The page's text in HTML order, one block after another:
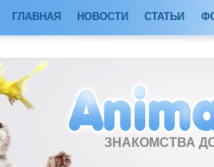
ГЛАВНАЯ НОВОСТИ СТАТЬИ
ЗНАКОМСТВА